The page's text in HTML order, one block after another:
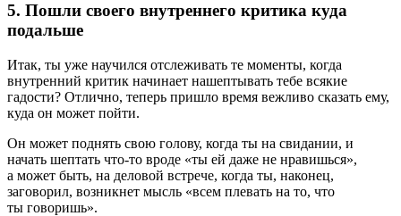
5. Пошли своего внутреннего критика куда
подальше
Итак, ты уже научился отслеживать те моменты, когда
внутренний критик начинает нашептывать тебе всякие
гадости? Отлично, теперь пришло время вежливо сказать ему,
куда он может пойти.
Он может поднять свою голову, когда ты на свидании, и
начать шептать что-то вроде «ты ей даже не нравишься»,
а может быть, на деловой встрече, когда ты, наконец,
заговорил, возникнет мысль «всем плевать на то, что
ты говоришь».